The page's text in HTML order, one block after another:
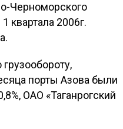
Черноморского
квартала 2006г.
порты Азова были
ОАО «Таганрогский